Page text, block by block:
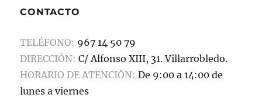
CONTACTO
TELÉFONO: 967 14 50 79
DIRECCIÓN: C/ Alfonso XIII, 31. Villarrobledo.
HORARIO DE ATENCIÓN: De 9:00 a 14:00 de
lunes a viernes